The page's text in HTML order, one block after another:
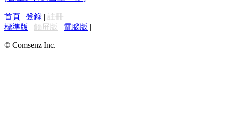
首頁 | 登錄 | 註冊
標準版 | 觸屏版 | 電腦版 |
© Comsenz Inc.